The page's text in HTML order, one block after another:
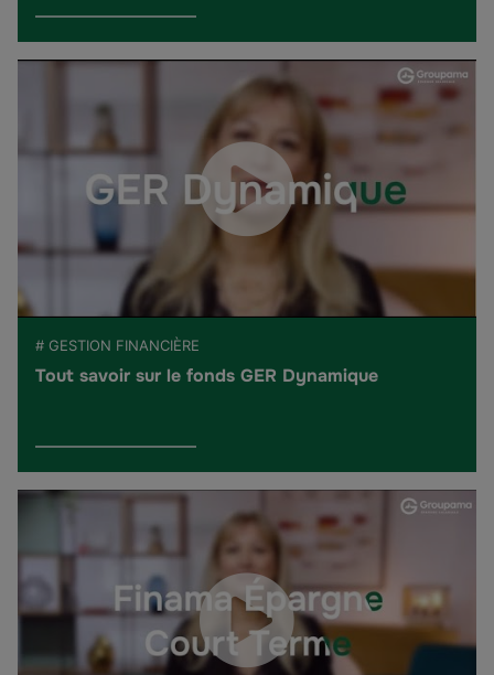
# GESTION FINANCIÈRE
Tout savoir sur le fonds GER Dynamique